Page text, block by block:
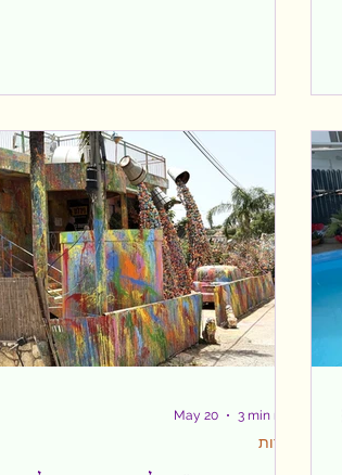
הלב. מי שקרא את ספרו המרתק של עלא
הנשלטת ע"י העות'מניים, יהלך בין החומות,
בשווקים ובסמטאות וישמע את הדי העבר.
בעכו שלטו ממלוכים, צלבנים, עות'מניים,
אנגלים ובין סמטאותיה התהלכו בני כל
הדתות. הפעם, הגעתי לעכו לאולמות
האבירים לה
תיירות
May 20 3 min read